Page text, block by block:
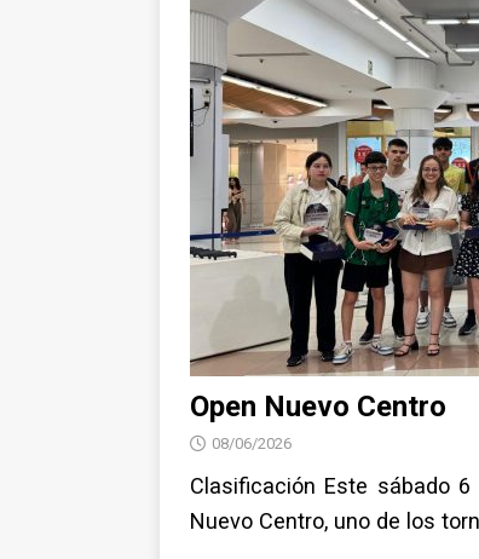
Open Nuevo Centro
08/06/2026
Clasificación Este sábado
Nuevo Centro, uno de los